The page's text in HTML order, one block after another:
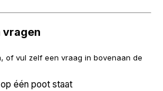
vragen
of vul zelf een vraag in bovenaan de
één poot staat